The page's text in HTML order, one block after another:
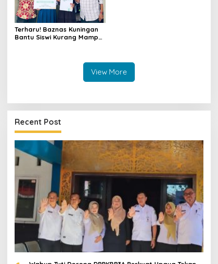
Terharu! Baznas Kuningan
Bantu Siswi Kurang Mampu
View More
Recent Post